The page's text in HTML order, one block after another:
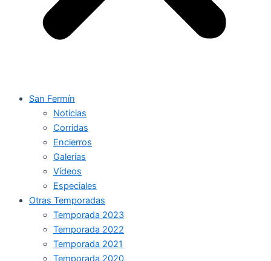
San Fermín
Noticias
Corridas
Encierros
Galerías
Vídeos
Especiales
Otras Temporadas
Temporada 2023
Temporada 2022
Temporada 2021